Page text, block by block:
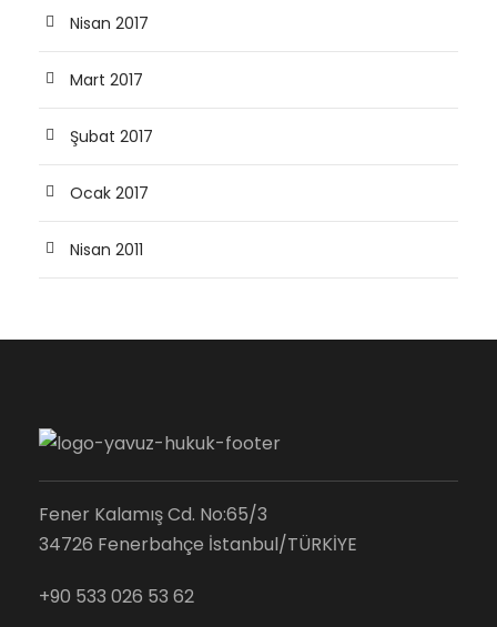
Nisan 2017
Mart 2017
Şubat 2017
Ocak 2017
Nisan 2011
Fener Kalamış Cd. No:65/3
34726 Fenerbahçe İstanbul/TÜRKİYE
+90 533 026 53 62